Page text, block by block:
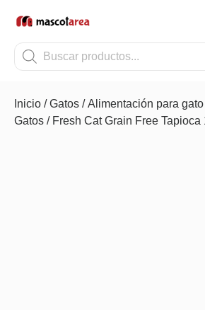
Inicio /Gatos /Alimentación para gato
Gatos / Fresh Cat Grain Free Tapioca